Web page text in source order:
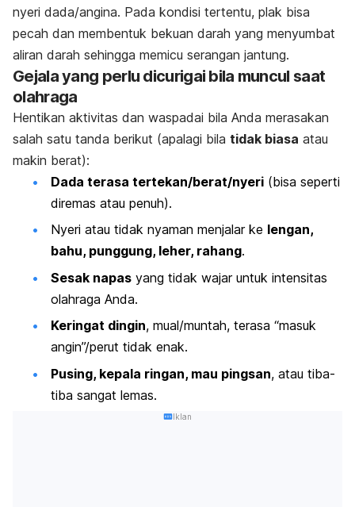
nyeri dada/angina. Pada kondisi tertentu, plak bisa
pecah dan membentuk bekuan darah yang menyumbat
aliran darah sehingga memicu serangan jantung.
Gejala yang perlu dicurigai bila muncul saat
olahraga
Hentikan aktivitas dan waspadai bila Anda merasakan
salah satu tanda berikut (apalagi bila tidak biasa atau
makin berat):
Dada terasa tertekan/berat/nyeri (bisa seperti
diremas atau penuh).
Nyeri atau tidak nyaman menjalar ke lengan,
bahu, punggung, leher, rahang.
Sesak napas yang tidak wajar untuk intensitas
olahraga Anda.
Keringat dingin, mual/muntah, terasa “masuk
angin”/perut tidak enak.
Pusing, kepala ringan, mau pingsan, atau tiba-
tiba sangat lemas.
Iklan